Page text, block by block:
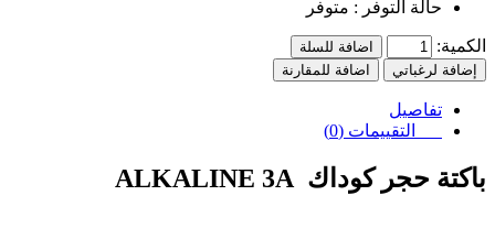
حالة التوفر : متوفر
الكمية:
اضافة للسلة
إضافة لرغباتي
اضافة للمقارنة
تفاصيل
التقييمات (0)
باكتة حجر كوداك ALKALINE 3A